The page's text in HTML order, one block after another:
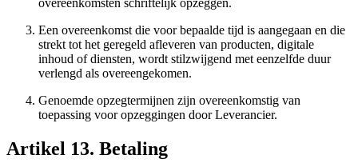
overeenkomsten schriftelijk opzeggen.
Een overeenkomst die voor bepaalde tijd is aangegaan en die
strekt tot het geregeld afleveren van producten, digitale
inhoud of diensten, wordt stilzwijgend met eenzelfde duur
verlengd als overeengekomen.
Genoemde opzegtermijnen zijn overeenkomstig van
toepassing voor opzeggingen door Leverancier.
Artikel 13. Betaling